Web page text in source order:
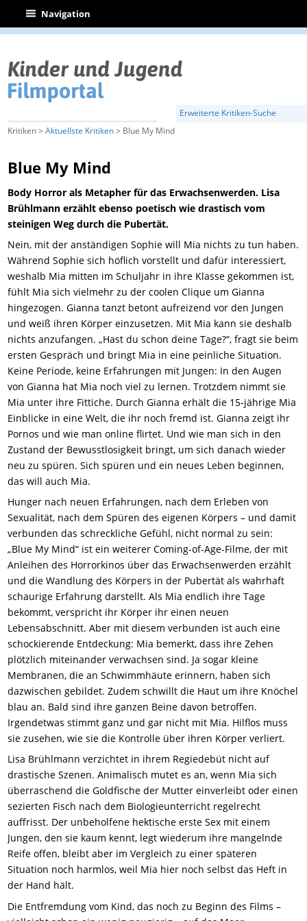
| Navigation
Erweiterte Kritiken-Suche
Kritiken >Aktuellste Kritiken> Blue My Mind
Blue My Mind
Body Horror als Metapher für das Erwachsenwerden. Lisa
Brühlmann erzählt ebenso poetisch wie drastisch vom
steinigen Weg durch die Pubertät.
Nein, mit der anständigen Sophie will Mia nichts zu tun haben.
Während Sophie sich höflich vorstellt und dafür interessiert,
weshalb Mia mitten im Schuljahr in ihre Klasse gekommen ist,
fühlt Mia sich vielmehr zu der coolen Clique um Gianna
hingezogen. Gianna tanzt betont aufreizend vor den Jungen
und weiß ihren Körper einzusetzen. Mit Mia kann sie deshalb
nichts anzufangen. „Hast du schon deine Tage?“, fragt sie beim
ersten Gespräch und bringt Mia in eine peinliche Situation.
Keine Periode, keine Erfahrungen mit Jungen: In den Augen
von Gianna hat Mia noch viel zu lernen. Trotzdem nimmt sie
Mia unter ihre Fittiche. Durch Gianna erhält die 15-jährige Mia
Einblicke in eine Welt, die ihr noch fremd ist. Gianna zeigt ihr
Pornos und wie man online flirtet. Und wie man sich in den
Zustand der Bewusstlosigkeit bringt, um sich danach wieder
neu zu spüren. Sich spüren und ein neues Leben beginnen,
das will auch Mia.
Hunger nach neuen Erfahrungen, nach dem Erleben von
Sexualität, nach dem Spüren des eigenen Körpers – und damit
verbunden das schreckliche Gefühl, nicht normal zu sein:
„Blue My Mind“ ist ein weiterer Coming-of-Age-Filme, der mit
Anleihen des Horrorkinos über das Erwachsenwerden erzählt
und die Wandlung des Körpers in der Pubertät als wahrhaft
schaurige Erfahrung darstellt. Als Mia endlich ihre Tage
bekommt, verspricht ihr Körper ihr einen neuen
Lebensabschnitt. Aber mit diesem verbunden ist auch eine
schockierende Entdeckung: Mia bemerkt, dass ihre Zehen
plötzlich miteinander verwachsen sind. Ja sogar kleine
Membranen, die an Schwimmhäute erinnern, haben sich
dazwischen gebildet. Zudem schwillt die Haut um ihre Knöchel
blau an. Bald sind ihre ganzen Beine davon betroffen.
Irgendetwas stimmt ganz und gar nicht mit Mia. Hilflos muss
sie zusehen, wie sie die Kontrolle über ihren Körper verliert.
Lisa Brühlmann verzichtet in ihrem Regiedebüt nicht auf
drastische Szenen. Animalisch mutet es an, wenn Mia sich
überraschend die Goldfische der Mutter einverleibt oder einen
sezierten Fisch nach dem Biologieunterricht regelrecht
auffrisst. Der unbeholfene hektische erste Sex mit einem
Jungen, den sie kaum kennt, legt wiederum ihre mangelnde
Reife offen, bleibt aber im Vergleich zu einer späteren
Situation noch harmlos, weil Mia hier noch selbst das Heft in
der Hand hält.
Die Entfremdung vom Kind, das noch zu Beginn des Films –